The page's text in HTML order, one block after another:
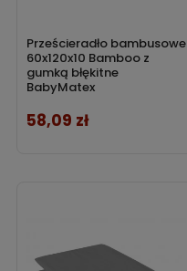
Prześcieradło bambusowe
60x120x10 Bamboo z
gumką błękitne
BabyMatex
Cena
58,09 zł